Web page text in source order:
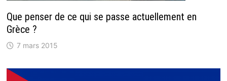
Que penser de ce qui se passe actuellement en
Grèce ?
7 mars 2015